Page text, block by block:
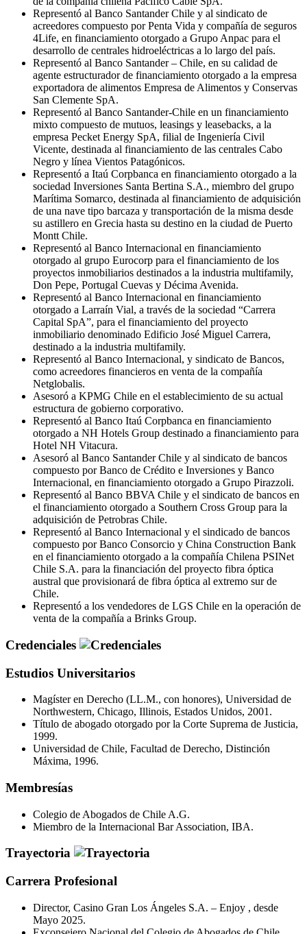
Representó al Banco Santander Chile y al sindicato de
acreedores compuesto por Penta Vida y compañía de seguros
4Life, en financiamiento otorgado a Grupo Anpac para el
desarrollo de centrales hidroeléctricas a lo largo del país.
Representó al Banco Santander – Chile, en su calidad de
agente estructurador de financiamiento otorgado a la empresa
exportadora de alimentos Empresa de Alimentos y Conservas
San Clemente SpA.
Representó al Banco Santander-Chile en un financiamiento
mixto compuesto de mutuos, leasings y leasebacks, a la
empresa Pecket Energy SpA, filial de Ingeniería Civil
Vicente, destinada al financiamiento de las centrales Cabo
Negro y línea Vientos Patagónicos.
Representó a Itaú Corpbanca en financiamiento otorgado a la
sociedad Inversiones Santa Bertina S.A., miembro del grupo
Marítima Somarco, destinada al financiamiento de adquisición
de una nave tipo barcaza y transportación de la misma desde
su astillero en Grecia hasta su destino en la ciudad de Puerto
Montt Chile.
Representó al Banco Internacional en financiamiento
otorgado al grupo Eurocorp para el financiamiento de los
proyectos inmobiliarios destinados a la industria multifamily,
Don Pepe, Portugal Cuevas y Décima Avenida.
Representó al Banco Internacional en financiamiento
otorgado a Larraín Vial, a través de la sociedad “Carrera
Capital SpA”, para el financiamiento del proyecto
inmobiliario denominado Edificio José Miguel Carrera,
destinado a la industria multifamily.
Representó al Banco Internacional, y sindicato de Bancos,
como acreedores financieros en venta de la compañía
Netglobalis.
Asesoró a KPMG Chile en el establecimiento de su actual
estructura de gobierno corporativo.
Representó al Banco Itaú Corpbanca en financiamiento
otorgado a NH Hotels Group destinado a financiamiento para
Hotel NH Vitacura.
Asesoró al Banco Santander Chile y al sindicato de bancos
compuesto por Banco de Crédito e Inversiones y Banco
Internacional, en financiamiento otorgado a Grupo Pirazzoli.
Representó al Banco BBVA Chile y el sindicato de bancos en
el financiamiento otorgado a Southern Cross Group para la
adquisición de Petrobras Chile.
Representó al Banco Internacional y el sindicado de bancos
compuesto por Banco Consorcio y China Construction Bank
en el financiamiento otorgado a la compañía Chilena PSINet
Chile S.A. para la financiación del proyecto fibra óptica
austral que provisionará de fibra óptica al extremo sur de
Chile.
Representó a los vendedores de LGS Chile en la operación de
venta de la compañía a Brinks Group.
Credenciales
Estudios Universitarios
Magíster en Derecho (LL.M., con honores), Universidad de
Northwestern, Chicago, Illinois, Estados Unidos, 2001.
Título de abogado otorgado por la Corte Suprema de Justicia,
1999.
Universidad de Chile, Facultad de Derecho, Distinción
Máxima, 1996.
Membresías
Colegio de Abogados de Chile A.G.
Miembro de la Internacional Bar Association, IBA.
Trayectoria
Carrera Profesional
Director, Casino Gran Los Ángeles S.A. – Enjoy , desde
Mayo 2025.